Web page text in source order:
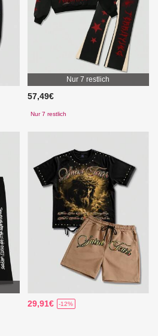
Nur 7 restlich
57,49€
Nur 7 restlich
29,91€ -12%